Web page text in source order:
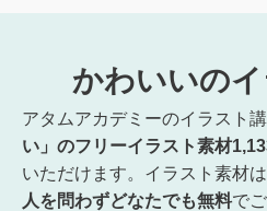
かわいいの
アタムアカデミーのイラスト
い」のフリーイラスト素材
いただけます。イラスト素材は
人を問わずどなたでも無料で